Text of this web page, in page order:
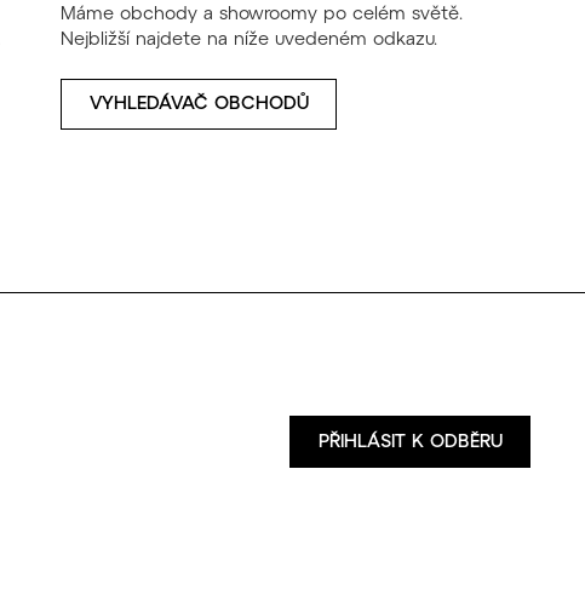
Máme obchody a showroomy po celém světě.
Nejbližší najdete na níže uvedeném odkazu.
VYHLEDÁVAČ OBCHODŮ
PŘIHLÁSIT K ODBĚRU